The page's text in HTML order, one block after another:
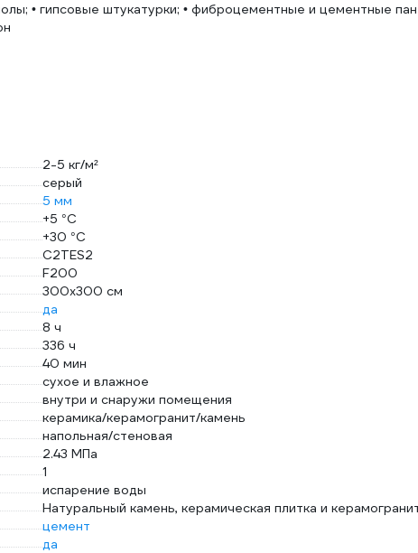
• гипсовые штукатурки; • фиброцементные и цементные
2-5 кг/м²
серый
5 мм
+5 °С
+30 °С
С2ТЕS2
F200
300х300 см
да
8 ч
336 ч
40 мин
сухое и влажное
внутри и снаружи помещения
керамика/керамогранит/камень
напольная/стеновая
2.43 МПа
1
испарение воды
Натуральный камень, керамическая плитка и
цемент
да